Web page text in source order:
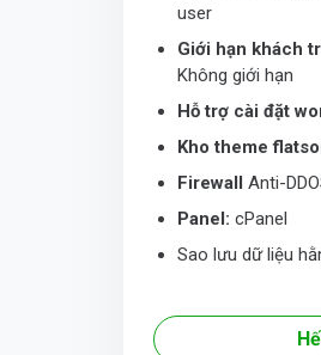
user
Giới hạn khách
Không giới hạn
Hỗ trợ cài đặt
Kho theme
Firewall Anti-
Panel: cPanel
Sao lưu dữ liệu